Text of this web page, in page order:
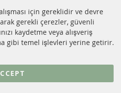
için gereklidir ve devre
gerekli çerezler, güvenli
kaydetme veya alışveriş
gibi temel işlevleri yerine getirir.